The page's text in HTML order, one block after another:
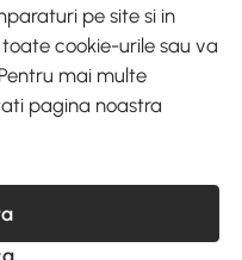
Paris Mumuleanu, Nr. 30-
pe site si in
cookie-urile sau va
mai multe
pagina noastra